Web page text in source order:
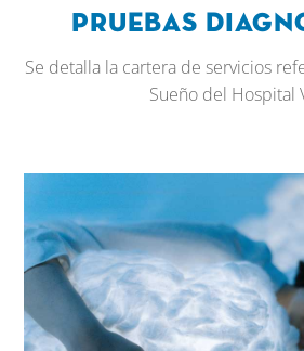
Pruebas
Se detalla la cartera de servicios
Sueño del Hospital